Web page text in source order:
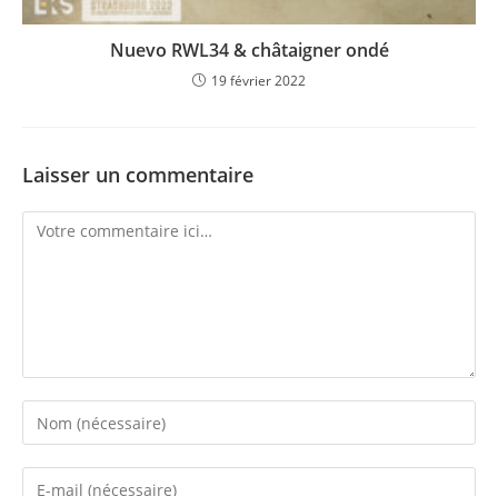
Nuevo RWL34 & châtaigner ondé
19 février 2022
Laisser un commentaire
Comment
Enter
your
name
Enter